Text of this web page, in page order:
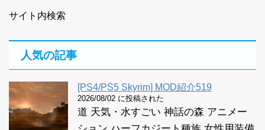
サイト内検索
人気の記事
[PS4/PS5 Skyrim] MOD紹介519
2026/08/02 に投稿された
道 天気・水すごい 神話の森 アニメー